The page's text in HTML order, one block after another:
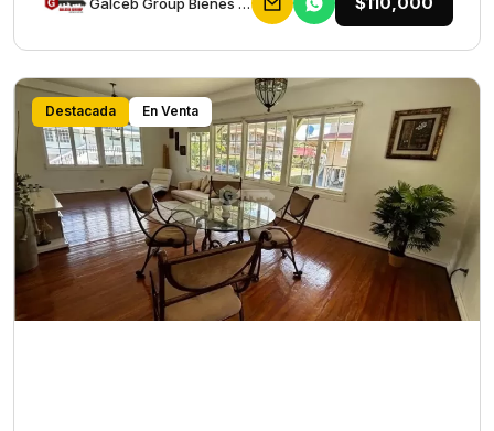
Destacada En Venta